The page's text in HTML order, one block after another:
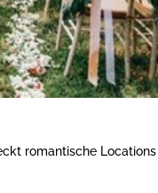
romantische Locations